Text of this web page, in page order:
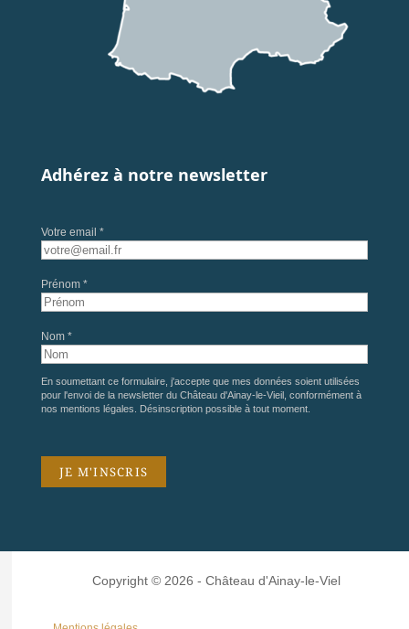
Adhérez à notre newsletter
Votre email *
Prénom *
Nom *
En soumettant ce formulaire, j'accepte que mes données soient utilisées
pour l'envoi de la newsletter du Château d'Ainay-le-Vieil, conformément à
nos mentions légales . Désinscription possible à tout moment.
Copyright © 2026 - Château d'Ainay-le-Viel